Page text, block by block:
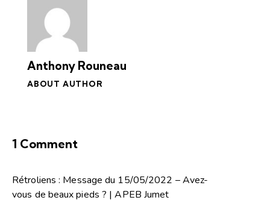
Anthony Rouneau
ABOUT AUTHOR
1 Comment
Rétroliens : Message du 15/05/2022 – Avez-
vous de beaux pieds ? | APEB Jumet